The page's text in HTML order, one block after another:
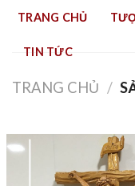
Skip
content
TRANG CHỦ
TIN TỨC
TRANG CHỦ /